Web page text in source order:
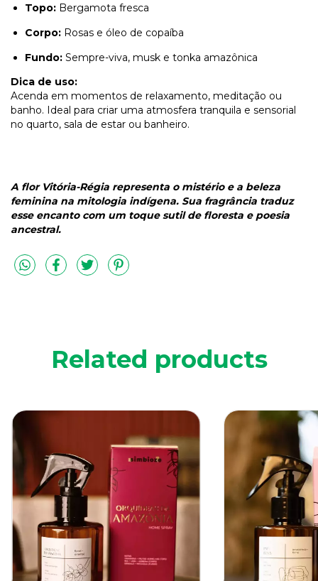
Topo: Bergamota fresca
Corpo: Rosas e óleo de copaíba
Fundo: Sempre-viva, musk e tonka amazônica
Dica de uso:
Acenda em momentos de relaxamento, meditação ou
banho. Ideal para criar uma atmosfera tranquila e sensorial
no quarto, sala de estar ou banheiro.
A flor Vitória-Régia representa o mistério e a beleza
feminina na mitologia indígena. Sua fragrância traduz
esse encanto com um toque sutil de floresta e poesia
ancestral.
Related products